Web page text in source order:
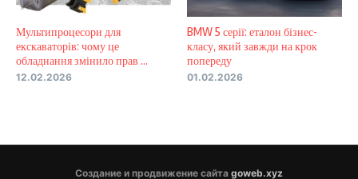
Мультипроцесори для
екскаваторів: чому це
обладнання змінило прав ...
12.02.2026
BMW 5 серії: еталон бізнес-
класу, який завжди на крок
попереду
01.02.2026
Создание и продвижение сайта goweb.xyz